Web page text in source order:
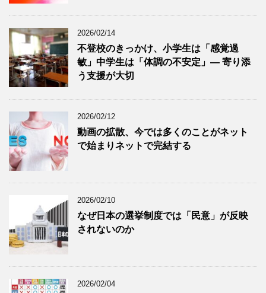
2026/02/14
不登校のきっかけ、小学生は「感覚過
敏」中学生は「体調の不安定」― 寄り添
う支援が大切
2026/02/12
動画の拡散、今では多くのことがネット
で始まりネットで完結する
2026/02/10
なぜ日本の選挙制度では「民意」が反映
されないのか
2026/02/04